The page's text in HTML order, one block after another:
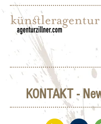
KONTAKT -